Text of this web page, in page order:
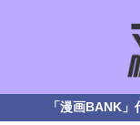
「漫画BANK